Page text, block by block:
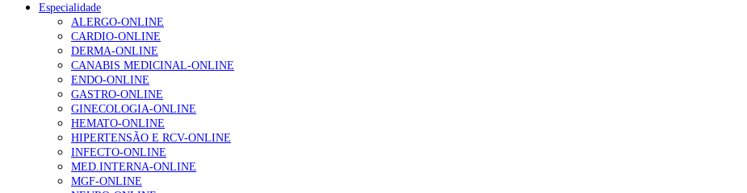
Alguns milhares de utentes podem ficar sem médico de família com nova regras do registo, alerta associação
175 visualizações
Quase quatro em cada dez doentes com enfarte apresentavam níveis elevados de Lp(a), revela estudo
86 visualizações
Especialidade
ALERGO-ONLINE
CARDIO-ONLINE
DERMA-ONLINE
CANABIS MEDICINAL-ONLINE
ENDO-ONLINE
GASTRO-ONLINE
GINECOLOGIA-ONLINE
HEMATO-ONLINE
HIPERTENSÃO E RCV-ONLINE
INFECTO-ONLINE
MED.INTERNA-ONLINE
MGF-ONLINE